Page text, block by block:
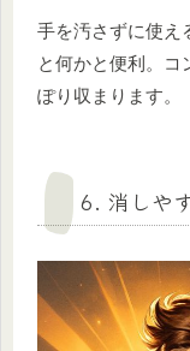
手を汚さずに使え
と何かと便利。コ
ぽり収まります。
6. 消しや